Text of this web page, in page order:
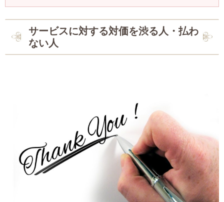
サービスに対する対価を渋る人・払わ
ない人